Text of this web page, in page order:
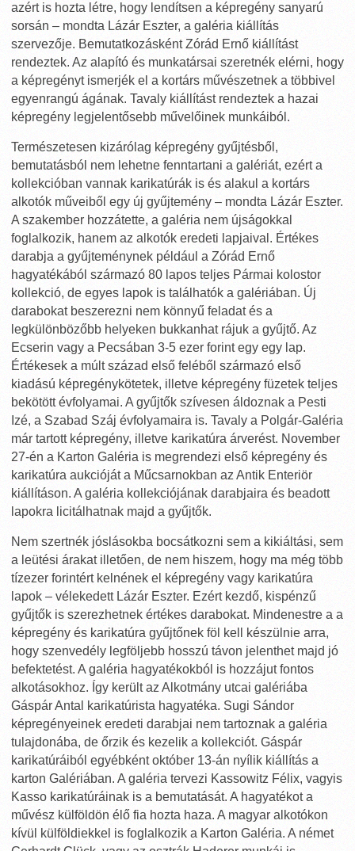
azért is hozta létre, hogy lendítsen a képregény sanyarú
sorsán – mondta Lázár Eszter, a galéria kiállítás
szervezője. Bemutatkozásként Zórád Ernő kiállítást
rendeztek. Az alapító és munkatársai szeretnék elérni, hogy
a képregényt ismerjék el a kortárs művészetnek a többivel
egyenrangú ágának. Tavaly kiállítást rendeztek a hazai
képregény legjelentősebb művelőinek munkáiból.
Természetesen kizárólag képregény gyűjtésből,
bemutatásból nem lehetne fenntartani a galériát, ezért a
kollekcióban vannak karikatúrák is és alakul a kortárs
alkotók műveiből egy új gyűjtemény – mondta Lázár Eszter.
A szakember hozzátette, a galéria nem újságokkal
foglalkozik, hanem az alkotók eredeti lapjaival. Értékes
darabja a gyűjteménynek például a Zórád Ernő
hagyatékából származó 80 lapos teljes Pármai kolostor
kollekció, de egyes lapok is találhatók a galériában. Új
darabokat beszerezni nem könnyű feladat és a
legkülönbözőbb helyeken bukkanhat rájuk a gyűjtő. Az
Ecserin vagy a Pecsában 3-5 ezer forint egy egy lap.
Értékesek a múlt század első feléből származó első
kiadású képregénykötetek, illetve képregény füzetek teljes
bekötött évfolyamai. A gyűjtők szívesen áldoznak a Pesti
Izé, a Szabad Száj évfolyamaira is. Tavaly a Polgár-Galéria
már tartott képregény, illetve karikatúra árverést. November
27-én a Karton Galéria is megrendezi első képregény és
karikatúra aukcióját a Műcsarnokban az Antik Enteriör
kiállításon. A galéria kollekciójának darabjaira és beadott
lapokra licitálhatnak majd a gyűjtők.
Nem szertnék jóslásokba bocsátkozni sem a kikiáltási, sem
a leütési árakat illetően, de nem hiszem, hogy ma még több
tízezer forintért kelnének el képregény vagy karikatúra
lapok – vélekedett Lázár Eszter. Ezért kezdő, kispénzű
gyűjtők is szerezhetnek értékes darabokat. Mindenestre a a
képregény és karikatúra gyűjtőnek föl kell készülnie arra,
hogy szenvedély legföljebb hosszú távon jelenthet majd jó
befektetést. A galéria hagyatékokból is hozzájut fontos
alkotásokhoz. Így került az Alkotmány utcai galériába
Gáspár Antal karikatúrista hagyatéka. Sugi Sándor
képregényeinek eredeti darabjai nem tartoznak a galéria
tulajdonába, de őrzik és kezelik a kollekciót. Gáspár
karikatúráiból egyébként október 13-án nyílik kiállítás a
karton Galériában. A galéria tervezi Kassowitz Félix, vagyis
Kasso karikatúráinak is a bemutatását. A hagyatékot a
művész külföldön élő fia hozta haza. A magyar alkotókon
kívül külföldiekkel is foglalkozik a Karton Galéria. A német